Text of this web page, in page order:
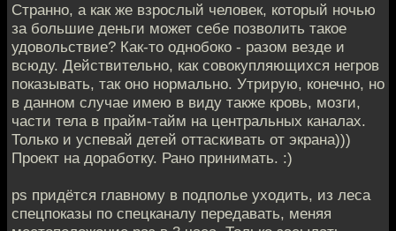
Странно, а как же взрослый человек, который ночью
за большие деньги может себе позволить такое
удовольствие? Как-то однобоко - разом везде и
всюду. Действительно, как совокупляющихся негров
показывать, так оно нормально. Утрирую, конечно, но
в данном случае имею в виду также кровь, мозги,
части тела в прайм-тайм на центральных каналах.
Только и успевай детей оттаскивать от экрана)))
Проект на доработку. Рано принимать. :)
ps придётся главному в подполье уходить, из леса
спецпоказы по спецканалу передавать, меняя